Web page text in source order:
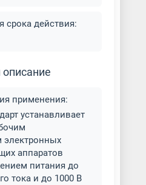
срока действия:
применения:
устанавливает
электронных
аппаратов
питания до
тока и до 1000 В